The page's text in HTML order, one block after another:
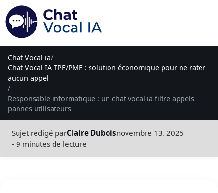
Chat Vocal ia/
Chat Vocal IA TPE/PME : solution économique pour ne rater
aucun appel
/
Responsable informatique : un chat vocal ia filtre appels
pannes utilisateurs
Sujet rédigé parClaire Duboisnovembre 13, 2025
- 9 minutes de lecture